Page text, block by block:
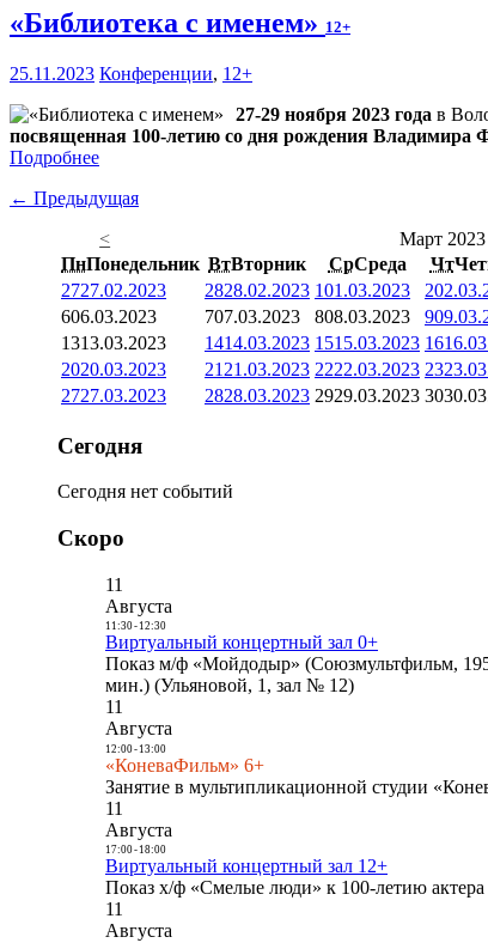
«Библиотека с именем» 12+
25.11.2023 Конференции, 12+
27-29 ноября 2023 года в
посвященная 100-летию со дня рождения Владимира
Подробнее
← Предыдущая
<
Март 2023
ПнПонедельник ВтВторник СрСреда Чт
2727.02.2023 2828.02.2023 101.03.2023 2
606.03.2023 707.03.2023 808.03.2023 9
1313.03.2023 1414.03.2023 1515.03.2023 16
2020.03.2023 21 21.03.2023 2222.03.2023 23
2727.03.2023 2828.03.2023 2929.03.2023 30
Сегодня
Сегодня нет событий
Скоро
11
Августа
11:30- 12:30
Виртуальный концертный зал 0+
Показ м/ф «Мойдодыр» (Союзмультфильм,
мин.) (Ульяновой, 1, зал № 12)
11
Августа
12:00- 13:00
«КоневаФильм» 6+
Занятие в мультипликационной студии
11
Августа
17:00- 18:00
Виртуальный концертный зал 12+
Показ х/ф «Смелые люди» к 100-летию
11
Августа